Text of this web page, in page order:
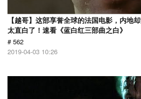
【越哥】这部享誉全球的法国电影，内地
太直白了！速看《蓝白红三部曲之白》
# 562
2019-04-03 10:26